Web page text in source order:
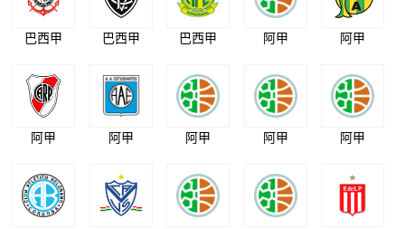
巴西甲 巴西甲 巴西甲 阿甲 阿甲
阿甲 阿甲 阿甲 阿甲 阿甲